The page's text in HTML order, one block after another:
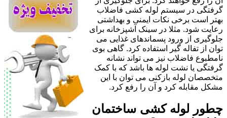
گرفتگی در سیستم لوله کشی فاضلاب
بهتر است برخی نکات ایمنی و بهداشتی
رعایت شود. مثلا در سینک آشپزخانه برای
جلوگیری از ورود پسماندهای غذایی می
توان از تفاله گیر استفاده کرد. گاهی بوی
نامطبوع فاضلاب نیز می تواند نشانه
گرفتگی یا نشت لوله ها باشد که با کمک
متخصصان لوله بازکنی می توان با این
مشکل مقابله کرد و آن را رفع کرد.
چطور لوله کشی ساختمان